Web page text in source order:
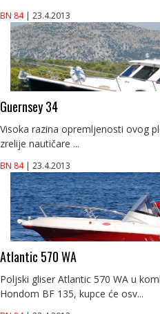
BN 84 | 23.4.2013
Guernsey 34
Visoka razina opremljenosti ovog
zrelije nautičare ...
BN 84 | 23.4.2013
Atlantic 570 WA
Poljski gliser Atlantic 570 WA u
Hondom BF 135, kupce će osv...